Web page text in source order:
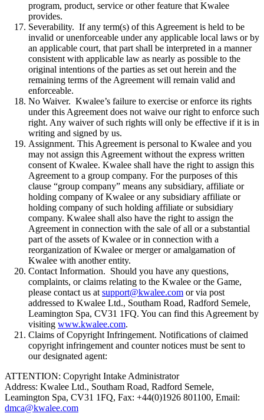
program, product, service or other feature that Kwalee
provides.
Severability. If any term(s) of this Agreement is held to be
invalid or unenforceable under any applicable local laws or by
an applicable court, that part shall be interpreted in a manner
consistent with applicable law as nearly as possible to the
original intentions of the parties as set out herein and the
remaining terms of the Agreement will remain valid and
enforceable.
No Waiver. Kwalee’s failure to exercise or enforce its rights
under this Agreement does not waive our right to enforce such
right. Any waiver of such rights will only be effective if it is in
writing and signed by us.
Assignment. This Agreement is personal to Kwalee and you
may not assign this Agreement without the express written
consent of Kwalee. Kwalee shall have the right to assign this
Agreement to a group company. For the purposes of this
clause “group company” means any subsidiary, affiliate or
holding company of Kwalee or any subsidiary affiliate or
holding company of such holding affiliate or subsidiary
company. Kwalee shall also have the right to assign the
Agreement in connection with the sale of all or a substantial
part of the assets of Kwalee or in connection with a
reorganization of Kwalee or merger or amalgamation of
Kwalee with another entity.
Contact Information. Should you have any questions,
complaints, or claims relating to the Kwalee or the Game,
please contact us atsupport@kwalee.com or via post
addressed to Kwalee Ltd., Southam Road, Radford Semele,
Leamington Spa, CV31 1FQ. You can find this Agreement by
visiting www.kwalee.com.
Claims of Copyright Infringement. Notifications of claimed
copyright infringement and counter notices must be sent to
our designated agent:
ATTENTION: Copyright Intake Administrator
Address: Kwalee Ltd., Southam Road, Radford Semele,
Leamington Spa, CV31 1FQ, Fax: +44(0)1926 801100, Email:
dmca@kwalee.com